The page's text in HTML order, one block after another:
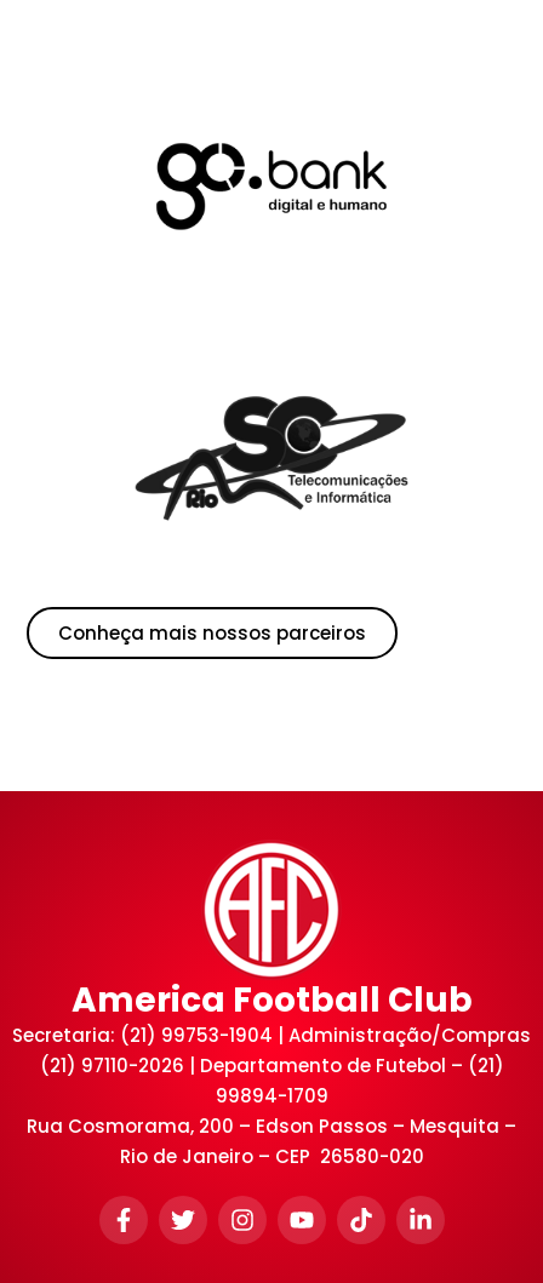
Conheça mais nossos parceiros
America Football Club
Secretaria: (21) 99753-1904 | Administração/Compras
(21) 97110-2026 | Departamento de Futebol – (21)
99894-1709
Rua Cosmorama, 200 – Edson Passos – Mesquita –
Rio de Janeiro – CEP 26580-020